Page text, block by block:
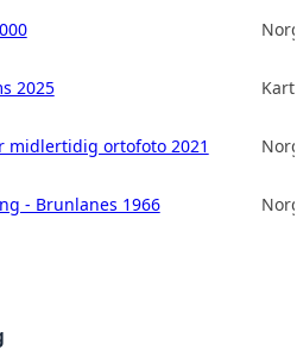
2025
midlertidig ortofoto 2021
- Brunlanes 1966